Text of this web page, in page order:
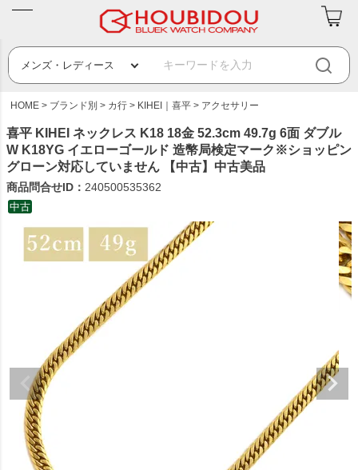
HOME ブランド別 カ行 KIHEI｜喜平 アクセサリー
喜平 KIHEI ネックレス K18 18金 52.3cm 49.7g 6面 ダブル
W K18YG イエローゴールド 造幣局検定マーク※ショッピン
グローン対応していません 【中古】中古美品
商品問合せID： 240500535362
中古